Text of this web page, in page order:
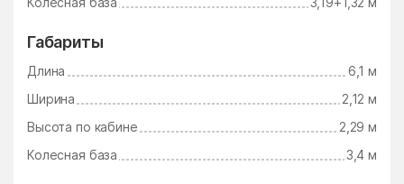
Габариты
Длина
6,1 м
Ширина
2,12 м
Высота по кабине
2,29 м
Колесная база
3,4 м
Узуново
Ушаково